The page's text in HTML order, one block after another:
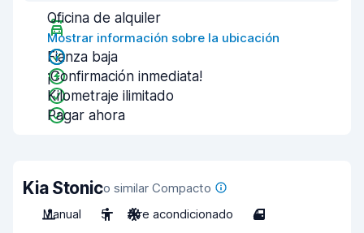
Oficina de alquiler
Mostrar información sobre la ubicación
Fianza baja
¡Confirmación inmediata!
Kilometraje ilimitado
Pagar ahora
Kia Stonico similar Compacto
Manual
5 Aire acondicionado 4